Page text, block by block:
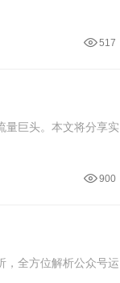
517
量巨头。本文将分享实
900
，全方位解析公众号运